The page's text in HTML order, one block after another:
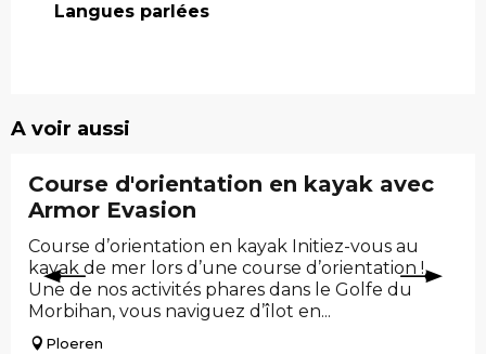
Langues parlées
Langues parlées
A voir aussi
Course d'orientation en kayak avec
Armor Evasion
Course d’orientation en kayak Initiez-vous au
kayak de mer lors d’une course d’orientation !
Une de nos activités phares dans le Golfe du
Morbihan, vous naviguez d’îlot en...
Ploeren